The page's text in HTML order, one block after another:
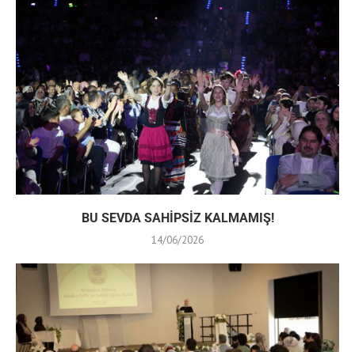
BU SEVDA SAHİPSİZ KALMAMIŞ!
14/06/2026